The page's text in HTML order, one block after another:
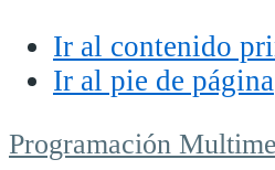
Ir al contenido
Ir al pie de página
Programación